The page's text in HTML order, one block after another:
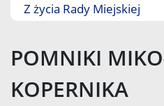
Z życia Rady Miejskiej
POMNIKI
KOPERNIKA